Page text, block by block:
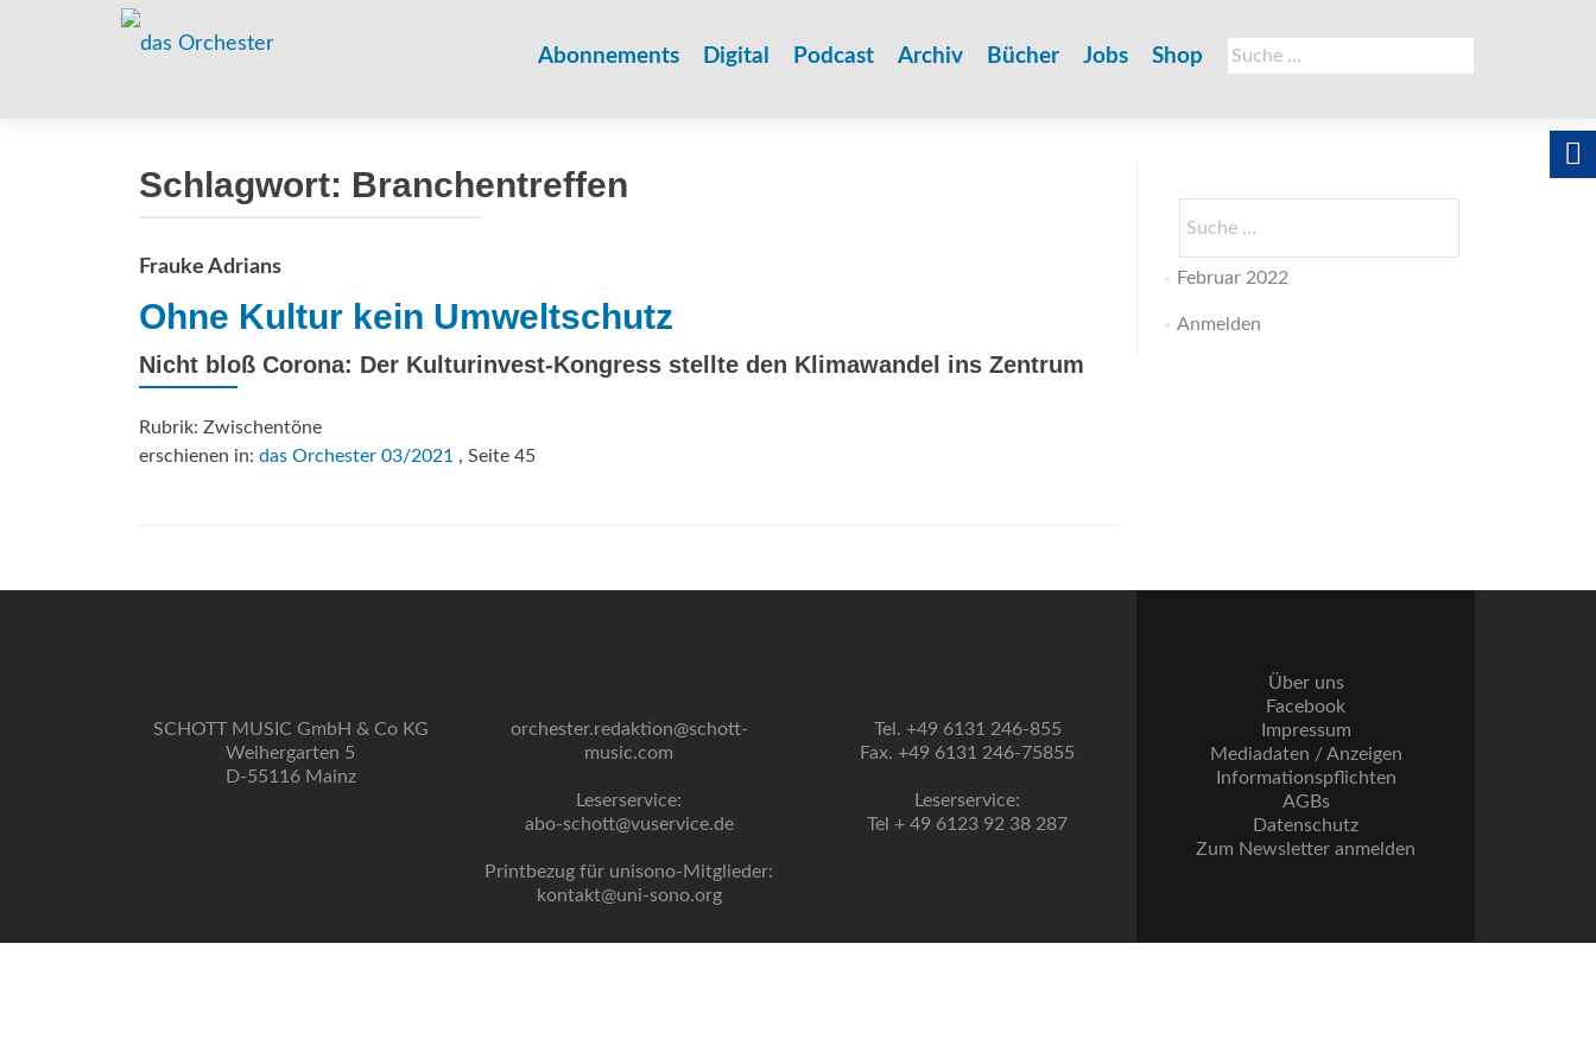
Suche
nach:
Abonnements Digital Podcast Archiv Bücher Jobs Shop
Schlagwort: Branchentreffen
Frauke Adrians
Ohne Kultur kein Umweltschutz
Nicht bloß Corona: Der Kulturinvest-Kongress stellte den Klimawandel ins Zentrum
Rubrik: Zwischentöne
erschienen in: das Orchester 03/2021 , Seite 45
nach:
Februar 2022
Anmelden
SCHOTT MUSIC GmbH & Co KG
Weihergarten 5
D-55116 Mainz
orchester.redaktion@schott-
music.com
Leserservice:
abo-schott@vuservice.de
Printbezug für unisono-Mitglieder:
kontakt@uni-sono.org
Tel. +49 6131 246-855
Fax. +49 6131 246-75855
Leserservice:
Tel + 49 6123 92 38 287
Über uns
Facebook
Impressum
Mediadaten / Anzeigen
Informationspflichten
AGBs
Datenschutz
Zum Newsletter anmelden